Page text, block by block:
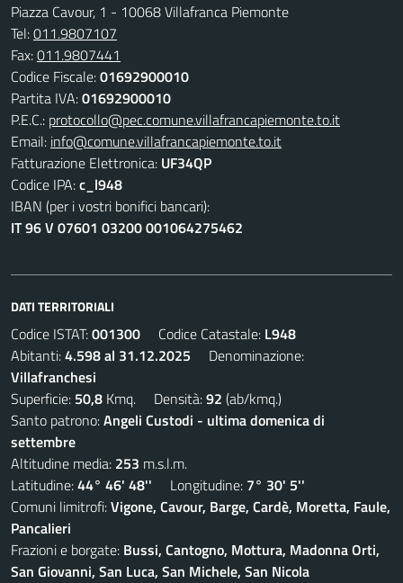
Piazza Cavour, 1 - 10068 Villafranca Piemonte
Tel:011.9807107
Fax:011.9807441
Codice Fiscale:01692900010
Partita IVA:01692900010
P.E.C.: protocollo@pec.comune.villafrancapiemonte.to.it
Email: info@comune.villafrancapiemonte.to.it
Fatturazione Elettronica: UF34QP
Codice IPA:c_l948
IBAN (per i vostri bonifici bancari):
IT 96 V 07601 03200 001064275462
DATI TERRITORIALI
Codice ISTAT:001300 Codice Catastale: L948
Abitanti:4.598 al 31.12.2025 Denominazione:
Villafranchesi
Superficie: 50,8 Kmq. Densità:92 (ab/kmq.)
Santo patrono:Angeli Custodi - ultima domenica di
settembre
Altitudine media: 253 m.s.l.m.
Latitudine:44° 46' 48'' Longitudine: 7° 30' 5''
Comuni limitrofi:Vigone, Cavour, Barge, Cardè, Moretta, Faule,
Pancalieri
Frazioni e borgate: Bussi, Cantogno, Mottura, Madonna Orti,
San Giovanni, San Luca, San Michele, San Nicola